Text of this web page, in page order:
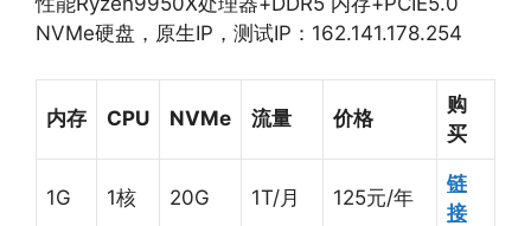
NVMe硬盘，原生IP，测试IP：162.141.178.254
内存 CPU NVMe 流量 价格
购
买
1G 1核 20G 1T/月 125元/年
链
接